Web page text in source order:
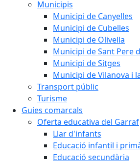
Municipis
Municipi de Canyelles
Municipi de Cubelles
Municipi de Olivella
Municipi de Sant Pere
Municipi de Sitges
Municipi de Vilanova i
Transport públic
Turisme
Guies comarcals
Oferta educativa del Garraf
Llar d'infants
Educació infantil i
Educació secundària